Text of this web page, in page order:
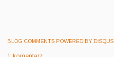
BLOG COMMENTS POWERED BY DISQUS